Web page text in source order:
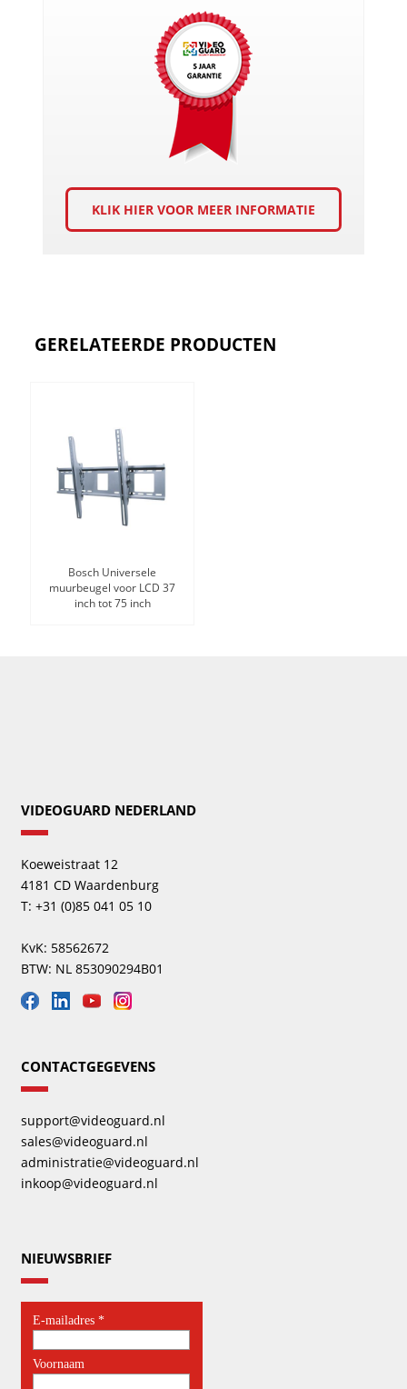
KLIK HIER VOOR MEER INFORMATIE
GERELATEERDE PRODUCTEN
Bosch Universele
muurbeugel voor LCD 37
inch tot 75 inch
VIDEOGUARD NEDERLAND
Koeweistraat 12
4181 CD Waardenburg
T: +31 (0)85 041 05 10
KvK: 58562672
BTW: NL 853090294B01
CONTACTGEGEVENS
support@videoguard.nl
sales@videoguard.nl
administratie@videoguard.nl
inkoop@videoguard.nl
NIEUWSBRIEF